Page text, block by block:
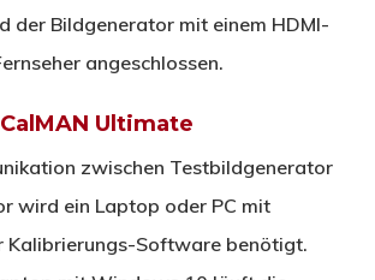
der Bildgenerator mit einem HDMI-
angeschlossen.
Ultimate
zwischen Testbildgenerator
wird ein Laptop oder PC mit
Kalibrierungs-Software benötigt.